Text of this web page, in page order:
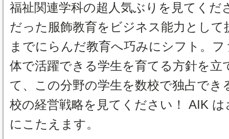
福祉関連学科の超人気ぶりを見てく
だった服飾教育をビジネス能力として
までにらんだ教育へ巧みにシフト。
体で活躍できる学生を育てる方針を立
て、この分野の学生を数校で独占でき
校の経営戦略を見てください！ AIK
にこたえます。